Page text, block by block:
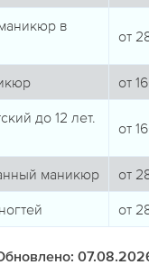
в
от
от
до 12 лет.
от
маникюр от
от